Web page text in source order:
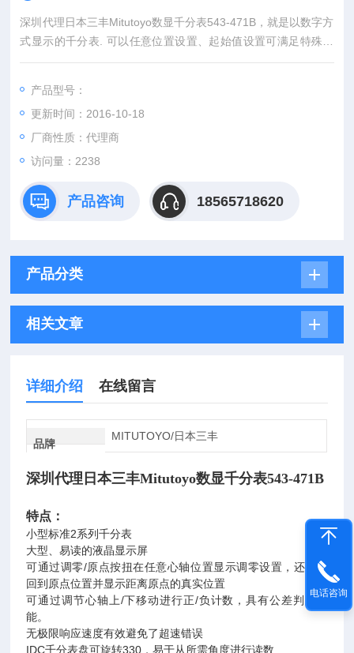
深圳代理日本三丰Mitutoyo数显千分表543-471B，就是以数字方
式显示的千分表. 可以任意位置设置、起始值设置可满足特殊要
求、公差值设置可进行公差判断、公英制转换、备有输出接口，
产品型号：
更新时间：2016-10-18
厂商性质：代理商
访问量：2238
产品咨询 18565718620
产品分类
相关文章
详细介绍 在线留言
品牌
MITUTOYO/日本三丰
深圳代理日本三丰Mitutoyo数显千分表543-471B
特点：
小型标准2系列千分表
大型、易读的液晶显示屏
可通过调零/原点按扭在任意心轴位置显示调零设置，还可返
回到原点位置并显示距离原点的真实位置
可通过调节心轴上/下移动进行正/负计数，具有公差判定功
能。
无极限响应速度有效避免了超速错误
IDC千分表盘可旋转330，易于从所需角度进行读数
电话咨询